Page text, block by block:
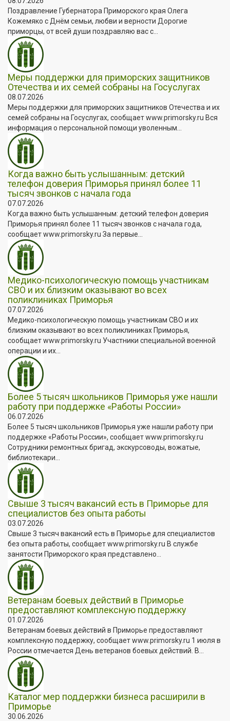
Поздравление Губернатора Приморского края Олега
Кожемяко с Днём семьи, любви и верности Дорогие
приморцы, от всей души поздравляю вас с...
Меры поддержки для приморских защитников
Отечества и их семей собраны на Госуслугах
08.07.2026
Меры поддержки для приморских защитников Отечества и их
семей собраны на Госуслугах, сообщает www.primorsky.ru Вся
информация о персональной помощи уволенным...
Когда важно быть услышанным: детский
телефон доверия Приморья принял более 11
тысяч звонков с начала года
07.07.2026
Когда важно быть услышанным: детский телефон доверия
Приморья принял более 11 тысяч звонков с начала года,
сообщает www.primorsky.ru За первые...
Медико-психологическую помощь участникам
СВО и их близким оказывают во всех
поликлиниках Приморья
07.07.2026
Медико-психологическую помощь участникам СВО и их
близким оказывают во всех поликлиниках Приморья,
сообщает www.primorsky.ru Участники специальной военной
операции и их...
Более 5 тысяч школьников Приморья уже нашли
работу при поддержке «Работы России»
06.07.2026
Более 5 тысяч школьников Приморья уже нашли работу при
поддержке «Работы России», сообщает www.primorsky.ru
Сотрудники ремонтных бригад, экскурсоводы, вожатые,
библиотекари...
Свыше 3 тысяч вакансий есть в Приморье для
специалистов без опыта работы
03.07.2026
Свыше 3 тысяч вакансий есть в Приморье для специалистов
без опыта работы, сообщает www.primorsky.ru В службе
занятости Приморского края представлено...
Ветеранам боевых действий в Приморье
предоставляют комплексную поддержку
01.07.2026
Ветеранам боевых действий в Приморье предоставляют
комплексную поддержку, сообщает www.primorsky.ru 1 июля в
России отмечается День ветеранов боевых действий. В...
Каталог мер поддержки бизнеса расширили в
Приморье
30.06.2026